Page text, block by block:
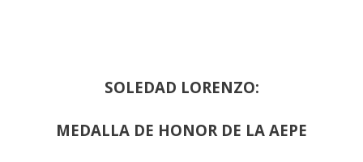
SOLEDAD LORENZO:
MEDALLA DE HONOR DE LA AEPE